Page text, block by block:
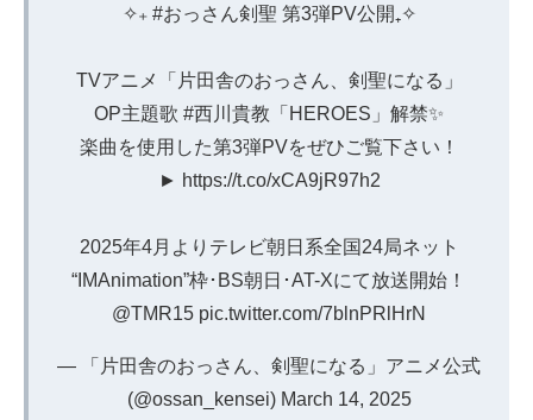
✧₊ #おっさん剣聖 第3弾PV公開₊✧
TVアニメ「片田舎のおっさん、剣聖になる」
OP主題歌 #西川貴教 「HEROES」解禁✨
楽曲を使用した第3弾PVをぜひご覧下さい！
► https://t.co/xCA9jR97h2
2025年4月よりテレビ朝日系全国24局ネット
“IMAnimation”枠･BS朝日･AT-Xにて放送開始！
@TMR15 pic.twitter.com/7blnPRlHrN
— 「片田舎のおっさん、剣聖になる」アニメ公式
(@ossan_kensei) March 14, 2025